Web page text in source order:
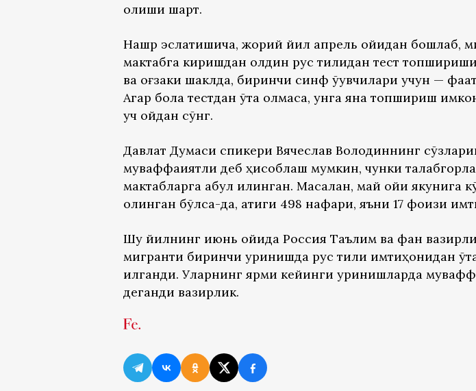
олиши шарт.
Нашр эслатишича, жорий йил апрель ойидан бошлаб,
мактабга киришдан олдин рус тилидан тест
ва оғзаки шаклда, биринчи синф ўқувчилари учун —
Агар бола тестдан ўта олмаса, унга яна топшириш
уч ойдан сўнг.
Давлат Думаси спикери Вячеслав Володиннинг
муваффақиятли деб ҳисоблаш мумкин, чунки
мактабларга қабул қилинган. Масалан, май ойи якунига
олинган бўлса-да, атиги 498 нафари, яъни 17 фоизи
Шу йилнинг июнь ойида Россия Таълим ва фан
мигранти биринчи уринишда рус тили имтиҳонидан
қилганди. Уларнинг ярми кейинги уринишларда
деганди вазирлик.